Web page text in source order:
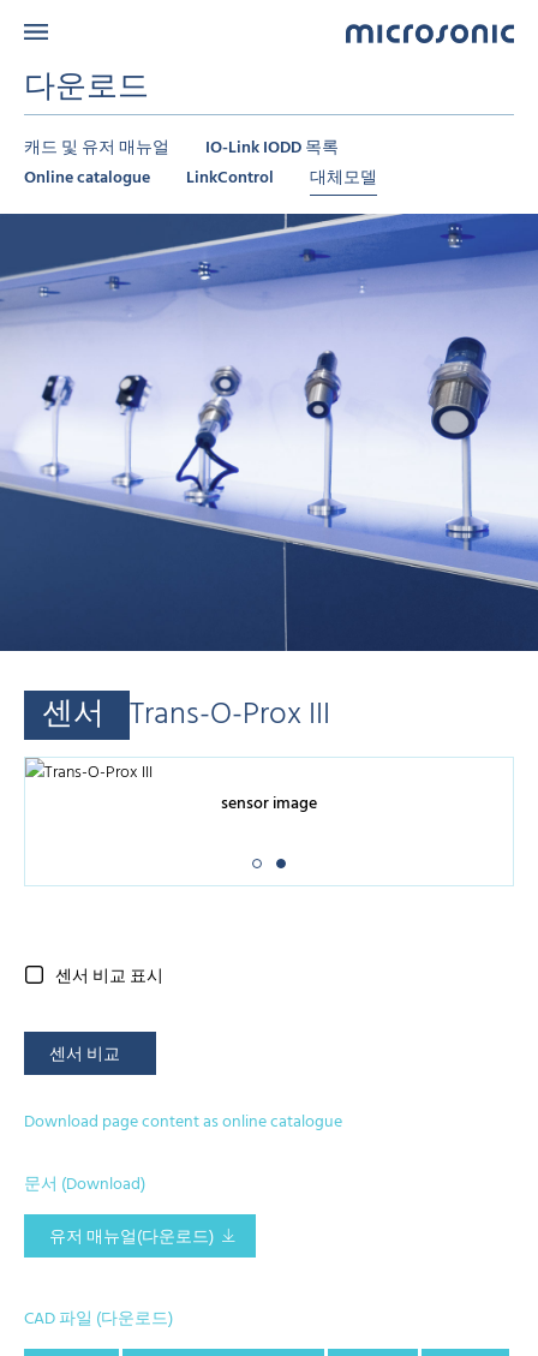
다운로드
캐드 및 유저 매뉴얼
IO-Link IODD 목록
Online catalogue
LinkControl 대체모델
센서 Trans-O-Prox III
sensor image
센서 비교 표시
센서 비교
Download page content as online catalogue
문서 (Download)
유저 매뉴얼(다운로드)
CAD 파일 (다운로드)